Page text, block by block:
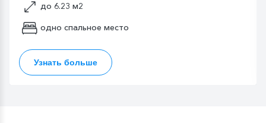
до 6.23 м2
одно спальное место
Узнать больше